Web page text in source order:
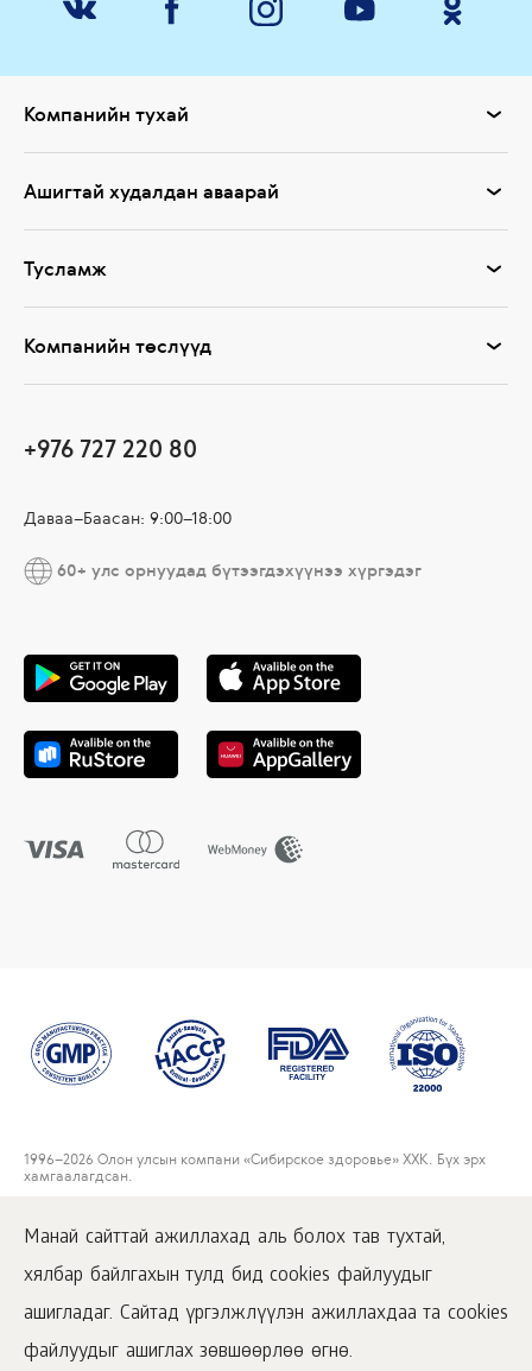
Манай сайттай ажиллахад аль болох тав тухтай,
хялбар байлгахын тулд бид cookies файлуудыг
ашигладаг. Сайтад үргэлжлүүлэн ажиллахдаа та cookies
файлуудыг ашиглах зөвшөөрлөө өгнө.
Компанийн тухай
Ашигтай худалдан аваарай
Тусламж
Компанийн төслүүд
+976 727 220 80
Даваа–Баасан: 9:00–18:00
60+ улс орнуудад бүтээгдэхүүнээ хүргэдэг
1996–2026 Олон улсын компани «Сибирское здоровье» ХХК. Бүх эрх
хамгаалагдсан.
боломжтой.
Хэрэглэгчийн гэрээ
Нууцлалын бодлого